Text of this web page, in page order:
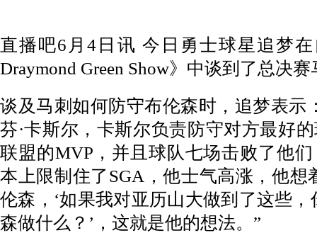
直播吧6月4日讯 今日勇士球星追梦
Draymond Green Show》中谈到了总决
谈及马刺如何防守布伦森时，追梦表示
芬·卡斯尔，卡斯尔负责防守对方最好
联盟的MVP，并且球队七场击败了他
本上限制住了SGA，他士气高涨，他想
伦森，‘如果我对亚历山大做到了这些
森做什么？’，这就是他的想法。”